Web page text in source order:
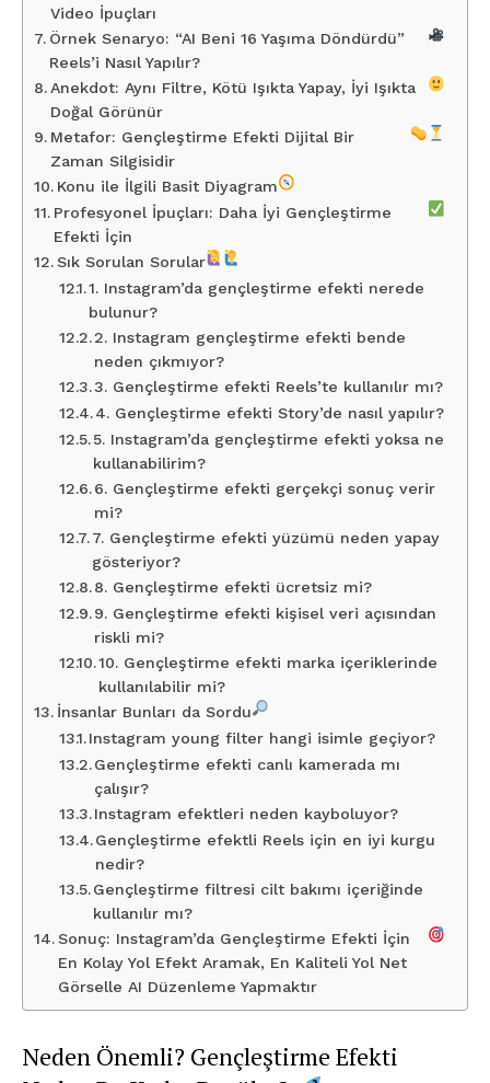
Video İpuçları
Örnek Senaryo: “AI Beni 16 Yaşıma Döndürdü”
Reels’i Nasıl Yapılır?
Anekdot: Aynı Filtre, Kötü Işıkta Yapay, İyi Işıkta
Doğal Görünür
Metafor: Gençleştirme Efekti Dijital Bir
Zaman Silgisidir
Konu ile İlgili Basit Diyagram
Profesyonel İpuçları: Daha İyi Gençleştirme
Efekti İçin
Sık Sorulan Sorular
1. Instagram’da gençleştirme efekti nerede
bulunur?
2. Instagram gençleştirme efekti bende
neden çıkmıyor?
3. Gençleştirme efekti Reels’te kullanılır mı?
4. Gençleştirme efekti Story’de nasıl yapılır?
5. Instagram’da gençleştirme efekti yoksa ne
kullanabilirim?
6. Gençleştirme efekti gerçekçi sonuç verir
mi?
7. Gençleştirme efekti yüzümü neden yapay
gösteriyor?
8. Gençleştirme efekti ücretsiz mi?
9. Gençleştirme efekti kişisel veri açısından
riskli mi?
10. Gençleştirme efekti marka içeriklerinde
kullanılabilir mi?
İnsanlar Bunları da Sordu
Instagram young filter hangi isimle geçiyor?
Gençleştirme efekti canlı kamerada mı
çalışır?
Instagram efektleri neden kayboluyor?
Gençleştirme efektli Reels için en iyi kurgu
nedir?
Gençleştirme filtresi cilt bakımı içeriğinde
kullanılır mı?
Sonuç: Instagram’da Gençleştirme Efekti İçin
En Kolay Yol Efekt Aramak, En Kaliteli Yol Net
Görselle AI Düzenleme Yapmaktır
Neden Önemli? Gençleştirme Efekti